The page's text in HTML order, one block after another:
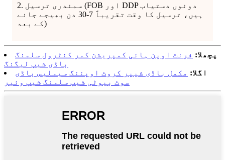
2. سمندری ترسیل (FOB اور DDP دونوں دستیاب
ہیں، ترسیل کا وقت تقریباً 7-30 دن بھیجے جانے
کے بعد)
پچھلا: فرنٹ اوپن ہائی کمپریشن کمر کنٹرول سلمنگ
باڈی شیپ لیگنگ
اگلا: مکمل باڈی شیپر کروٹ اوپننگ سیملیس باڈی
سوٹ بیوٹی شیپ سلمنگ شیپ وئیر